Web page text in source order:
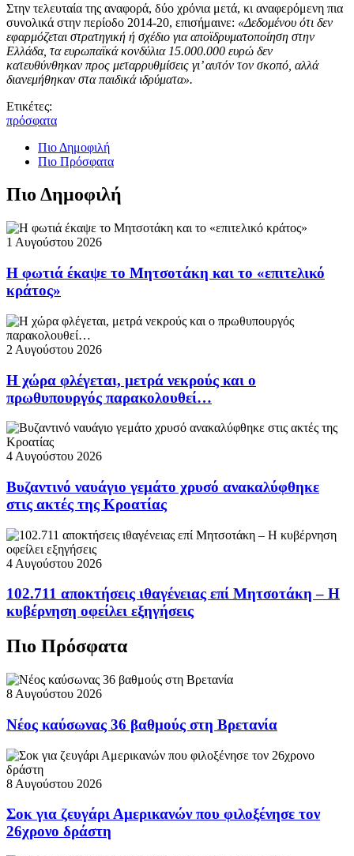
Στην τελευταία της αναφορά, δύο χρόνια μετά, κι αναφερόμενη πια
συνολικά στην περίοδο 2014-20, επισήμαινε: «Δεδομένου ότι δεν
εφαρμόζεται στρατηγική ή σχέδιο για αποϊδρυματοποίηση στην
Ελλάδα, τα ευρωπαϊκά κονδύλια 15.000.000 ευρώ δεν
κατευθύνθηκαν προς μεταρρυθμίσεις γι’ αυτόν τον σκοπό, αλλά
διανεμήθηκαν στα παιδικά ιδρύματα».
Ετικέτες:
πρόσφατα
Πιο Δημοφιλή
Πιο Πρόσφατα
Πιο Δημοφιλή
1 Αυγούστου 2026
Η φωτιά έκαψε το Μητσοτάκη και το «επιτελικό
κράτος»
2 Αυγούστου 2026
Η χώρα φλέγεται, μετρά νεκρούς και ο
πρωθυπουργός παρακολουθεί…
4 Αυγούστου 2026
Βυζαντινό ναυάγιο γεμάτο χρυσό ανακαλύφθηκε
στις ακτές της Κροατίας
4 Αυγούστου 2026
102.711 αποκτήσεις ιθαγένειας επί Μητσοτάκη – Η
κυβέρνηση οφείλει εξηγήσεις
Πιο Πρόσφατα
8 Αυγούστου 2026
Νέος καύσωνας 36 βαθμούς στη Βρετανία
8 Αυγούστου 2026
Σοκ για ζευγάρι Αμερικανών που φιλοξένησε τον
26χρονο δράστη